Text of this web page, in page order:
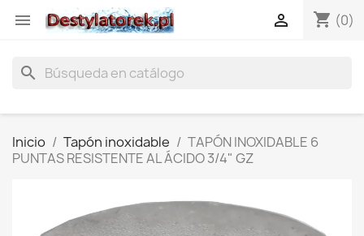
 shopping_cart (0)

search
Inicio Tapón inoxidable
TAPÓN INOXIDABLE 6
PUNTAS RESISTENTE AL ÁCIDO 3/4" GZ